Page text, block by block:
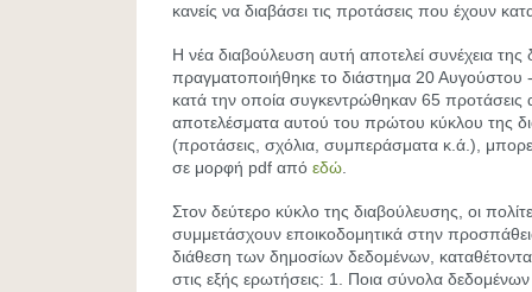
κανείς να διαβάσει τις προτάσεις που έχουν
Η νέα διαβούλευση αυτή αποτελεί συνέχεια
πραγματοποιήθηκε το διάστημα 20 Αυγούστου
κατά την οποία συγκεντρώθηκαν 65 προτάσεις
αποτελέσματα αυτού του πρώτου κύκλου της
(προτάσεις, σχόλια, συμπεράσματα κ.ά.),
σε μορφή pdf από εδώ.
Στον δεύτερο κύκλο της διαβούλευσης, οι
συμμετάσχουν εποικοδομητικά στην
διάθεση των δημοσίων δεδομένων,
στις εξής ερωτήσεις: 1. Ποια σύνολα δεδομένων